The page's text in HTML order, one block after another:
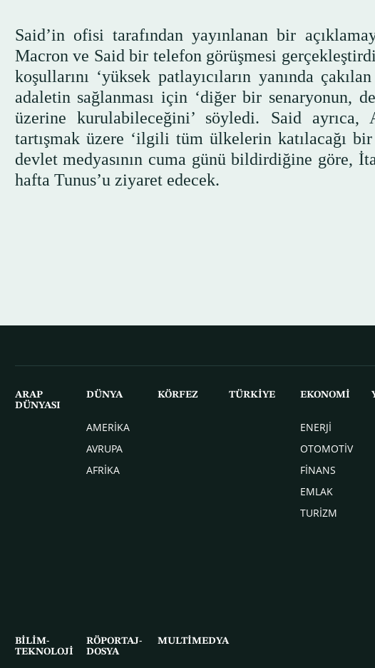
Said’in ofisi tarafından yayınlanan bir
Macron ve Said bir telefon görüşmesi
koşullarını ‘yüksek patlayıcıların yanında
adaletin sağlanması için ‘diğer bir senaryonun,
üzerine kurulabileceğini’ söyledi. Said ayrıca,
tartışmak üzere ‘ilgili tüm ülkelerin katılacağı bir
devlet medyasının cuma günü bildirdiğine göre,
hafta Tunus’u ziyaret edecek.
ARAP
DÜNYASI
DÜNYA
AMERİKA
AVRUPA
AFRİKA
KÖRFEZ TÜRKİYE EKONOMİ
ENERJİ
OTOMOTİV
FİNANS
EMLAK
TURİZM
BİLİM-
TEKNOLOJİ
RÖPORTAJ-
DOSYA
MULTİMEDYA